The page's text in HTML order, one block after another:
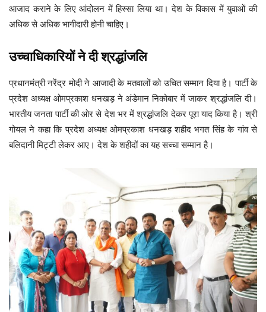
आजाद कराने के लिए आंदोलन में हिस्सा लिया था। देश के विकास में युवाओं की
अधिक से अधिक भागीदारी होनी चाहिए।
उच्चाधिकारियों ने दी श्रद्धांजलि
प्रधानमंत्री नरेंद्र मोदी ने आजादी के मतवालों को उचित सम्मान दिया है। पार्टी के
प्रदेश अध्यक्ष ओमप्रकाश धनखड़ ने अंडेमान निकोबार में जाकर श्रद्धांजलि दी।
भारतीय जनता पार्टी की ओर से देश भर में श्रद्धांजलि देकर पूरा याद किया है। श्री
गोयल ने कहा कि प्रदेश अध्यक्ष ओमप्रकाश धनखड़ शहीद भगत सिंह के गांव से
बलिदानी मिट्टी लेकर आए। देश के शहीदों का यह सच्चा सम्मान है।